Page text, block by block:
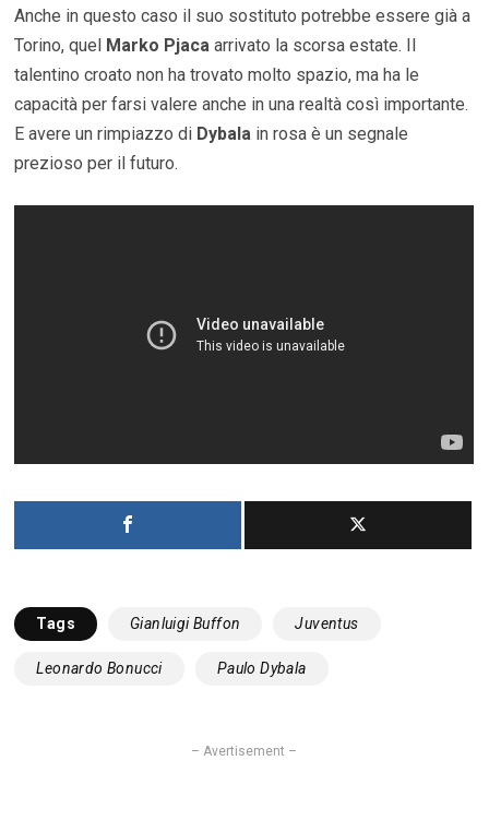
Anche in questo caso il suo sostituto potrebbe essere già a
Torino, quel Marko Pjaca arrivato la scorsa estate. Il
talentino croato non ha trovato molto spazio, ma ha le
capacità per farsi valere anche in una realtà così importante.
E avere un rimpiazzo di Dybala in rosa è un segnale
prezioso per il futuro.
Tags Gianluigi Buffon Juventus
Leonardo Bonucci Paulo Dybala
– Avertisement –